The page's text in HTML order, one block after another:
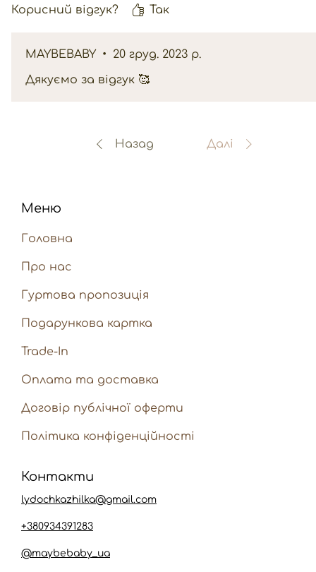
Корисний відгук? Так
MAYBEBABY •
20 груд. 2023 р.
Дякуємо за відгук 🥰
Назад Далі
Меню
Головна
Про нас
Гуртова пропозиція
Подарункова картка
Trade-In
Оплата та доставка
Договір публічної оферти
Політика конфіденційності
lydochkazhilka@gmail.com
+380934391283
@maybebaby_ua
Контакти